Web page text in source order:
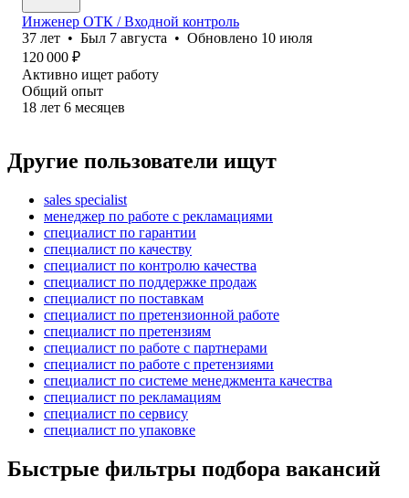
Инженер ОТК / Входной контроль
37 лет • Был 7 августа • Обновлено 10 июля
120 000 ₽
Активно ищет работу
Общий опыт
18 лет 6 месяцев
Другие пользователи ищут
sales specialist
менеджер по работе с рекламациями
специалист по гарантии
специалист по качеству
специалист по контролю качества
специалист по поддержке продаж
специалист по поставкам
специалист по претензионной работе
специалист по претензиям
специалист по работе с партнерами
специалист по работе с претензиями
специалист по системе менеджмента качества
специалист по рекламациям
специалист по сервису
специалист по упаковке
Быстрые фильтры подбора вакансий